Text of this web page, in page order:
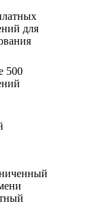
для
500